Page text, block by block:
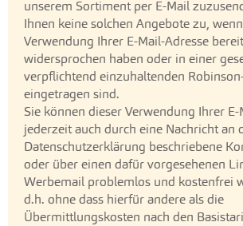
unserem Sortiment per E-Mail
Ihnen keine solchen Angebote zu,
Verwendung Ihrer E-Mail-Adresse
widersprochen haben oder in einer
verpflichtend einzuhaltenden
eingetragen sind.
Sie können dieser Verwendung Ihrer E-
jederzeit auch durch eine Nachricht an
Datenschutzerklärung beschriebene
oder über einen dafür vorgesehenen
Werbemail problemlos und kostenfrei
d.h. ohne dass hierfür andere als die
Übermittlungskosten nach den